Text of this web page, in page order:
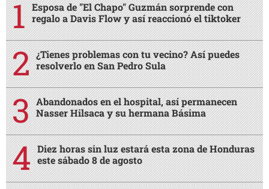
Esposa de "El Chapo" Guzmán sorprende con
regalo a Davis Flow y así reaccionó el tiktoker
¿Tienes problemas con tu vecino? Así puedes
resolverlo en San Pedro Sula
Abandonados en el hospital, así permanecen
Nasser Hilsaca y su hermana Básima
Diez horas sin luz estará esta zona de Honduras
este sábado 8 de agosto